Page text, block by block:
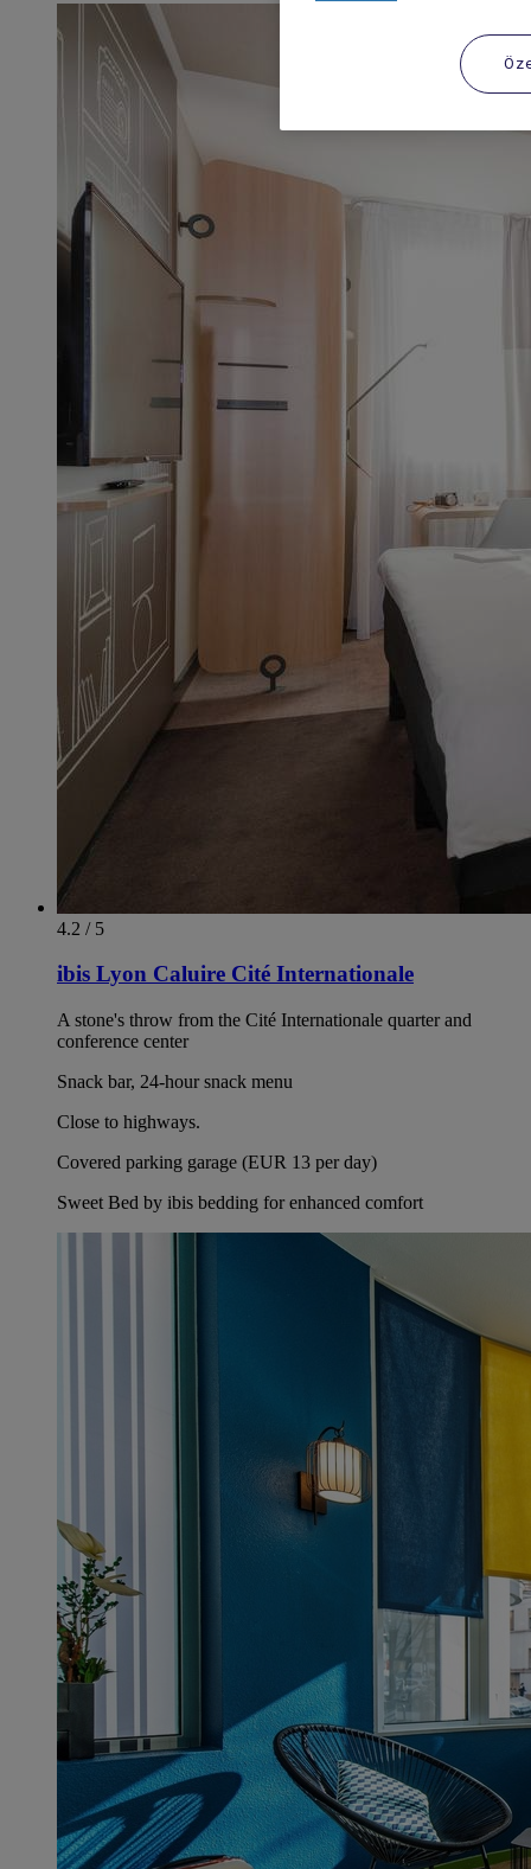
4.2 / 5
ibis Lyon Caluire Cité Internationale
A stone's throw from the Cité Internationale quarter and
conference center
Snack bar, 24-hour snack menu
Close to highways.
Covered parking garage (EUR 13 per day)
Sweet Bed by ibis bedding for enhanced comfort